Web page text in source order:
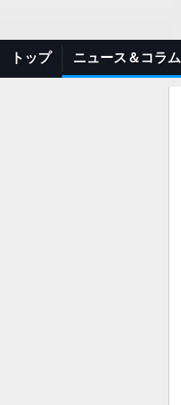
トップ ニュース＆コラム